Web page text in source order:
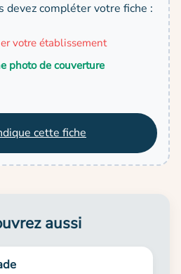
devez compléter votre fiche :
votre établissement
photo de couverture
cette fiche
aussi